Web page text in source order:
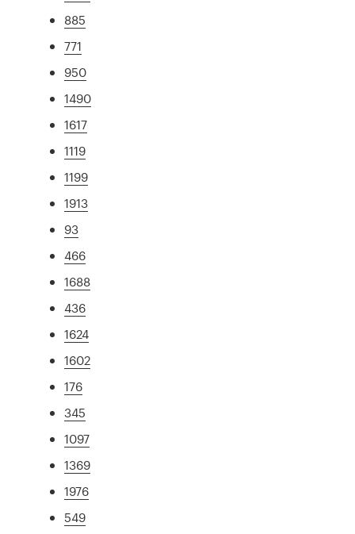
885
771
950
1490
1617
1119
1199
1913
93
466
1688
436
1624
1602
176
345
1097
1369
1976
549